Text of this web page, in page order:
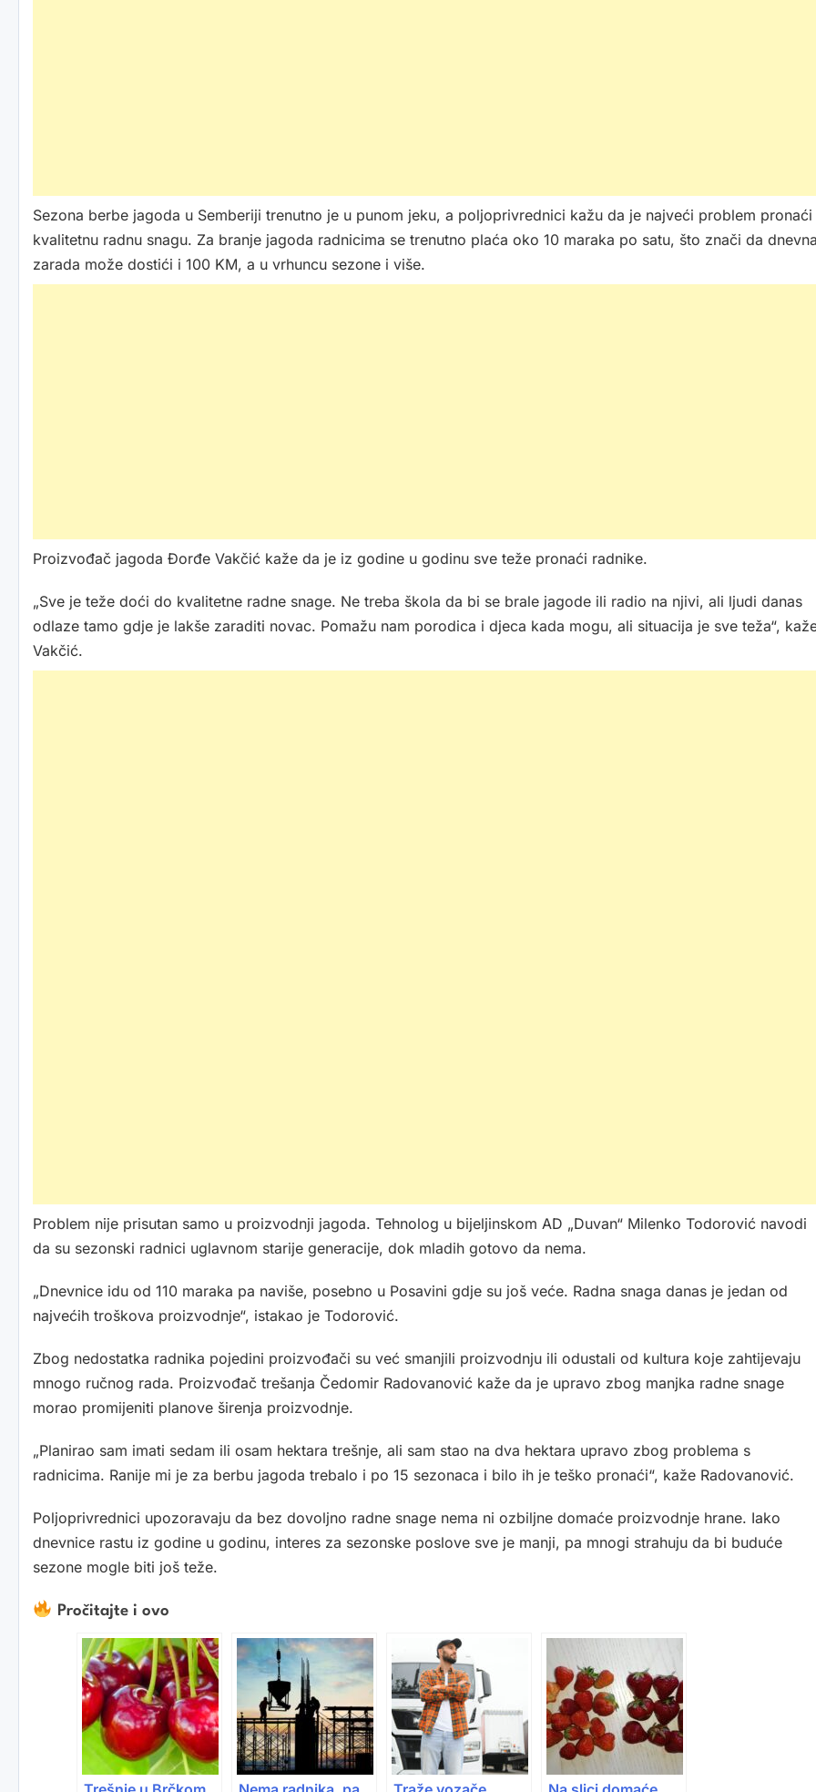
Sezona berbe jagoda u Semberiji trenutno je u punom jeku, a poljoprivrednici kažu da je najveći problem pronaći
kvalitetnu radnu snagu. Za branje jagoda radnicima se trenutno plaća oko 10 maraka po satu, što znači da
zarada može dostići i 100 KM, a u vrhuncu sezone i više.
Proizvođač jagoda Đorđe Vakčić kaže da je iz godine u godinu sve teže pronaći radnike.
„Sve je teže doći do kvalitetne radne snage. Ne treba škola da bi se brale jagode ili radio na njivi, ali ljudi danas
odlaze tamo gdje je lakše zaraditi novac. Pomažu nam porodica i djeca kada mogu, ali situacija je sve teža“,
Vakčić.
Problem nije prisutan samo u proizvodnji jagoda. Tehnolog u bijeljinskom AD „Duvan“ Milenko Todorović navodi
da su sezonski radnici uglavnom starije generacije, dok mladih gotovo da nema.
„Dnevnice idu od 110 maraka pa naviše, posebno u Posavini gdje su još veće. Radna snaga danas je jedan od
najvećih troškova proizvodnje“, istakao je Todorović.
Zbog nedostatka radnika pojedini proizvođači su već smanjili proizvodnju ili odustali od kultura koje zahtijevaju
mnogo ručnog rada. Proizvođač trešanja Čedomir Radovanović kaže da je upravo zbog manjka radne snage
morao promijeniti planove širenja proizvodnje.
„Planirao sam imati sedam ili osam hektara trešnje, ali sam stao na dva hektara upravo zbog problema s
radnicima. Ranije mi je za berbu jagoda trebalo i po 15 sezonaca i bilo ih je teško pronaći“, kaže Radovanović.
Poljoprivrednici upozoravaju da bez dovoljno radne snage nema ni ozbiljne domaće proizvodnje hrane. Iako
dnevnice rastu iz godine u godinu, interes za sezonske poslove sve je manji, pa mnogi strahuju da bi buduće
sezone mogle biti još teže.
Pročitajte i ovo